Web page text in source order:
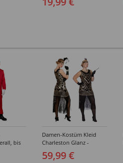
bis
Damen-Kostüm Kleid
Charleston Glanz -
Verschiedene Größen (S-
XXL)
59,99 €